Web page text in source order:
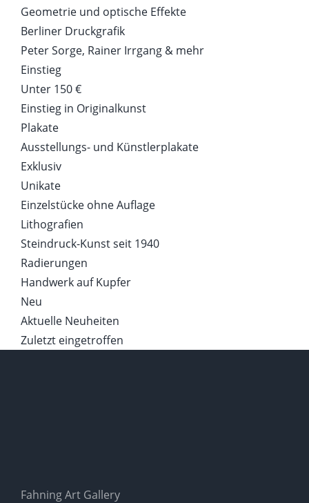
Geometrie und optische Effekte
Berliner Druckgrafik
Peter Sorge, Rainer Irrgang & mehr
Einstieg
Unter 150 €
Einstieg in Originalkunst
Plakate
Ausstellungs- und Künstlerplakate
Exklusiv
Unikate
Einzelstücke ohne Auflage
Lithografien
Steindruck-Kunst seit 1940
Radierungen
Handwerk auf Kupfer
Neu
Aktuelle Neuheiten
Zuletzt eingetroffen
Fahning Art Gallery